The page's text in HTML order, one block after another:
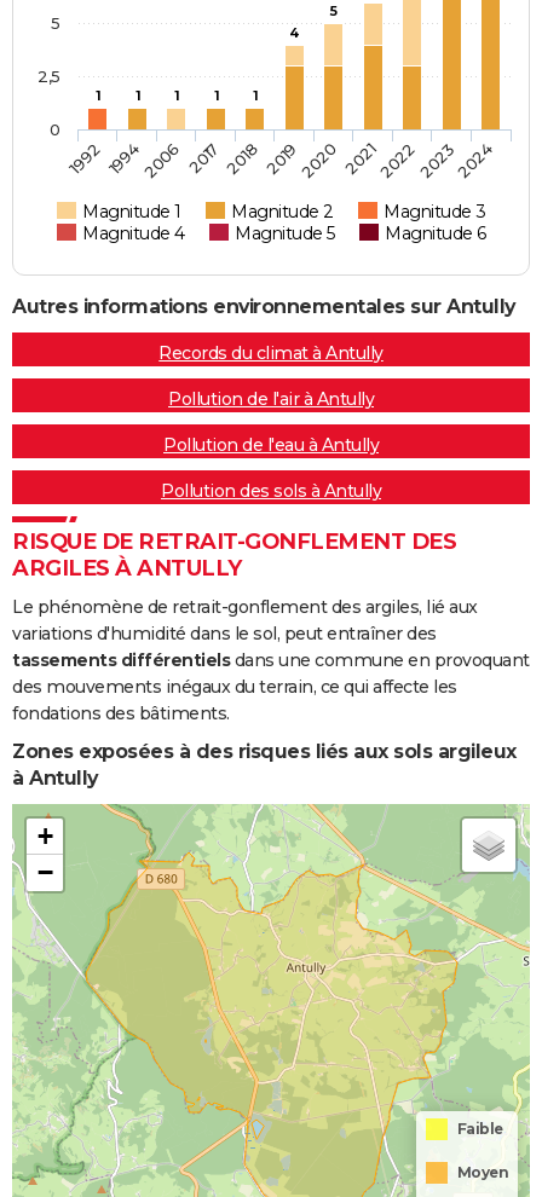
1 1 1 1 1
4
5
Magnitude 1 Magnitude 2
Magnitude 3
Magnitude 4
Magnitude 5 Magnitude 6
199219942006 2017 2018 20192020 2021202220232024
0
2,5
5
Autres informations environnementales sur Antully
Records du climat à Antully
Pollution de l'air à Antully
Pollution de l'eau à Antully
Pollution des sols à Antully
RISQUE DE RETRAIT-GONFLEMENT DES
ARGILES À ANTULLY
Le phénomène de retrait-gonflement des argiles, lié aux
variations d'humidité dans le sol, peut entraîner des
tassements différentielsdans une commune en provoquant
des mouvements inégaux du terrain, ce qui affecte les
fondations des bâtiments.
Zones exposées à des risques liés aux sols argileux
à Antully
+
−
Faible
Moyen